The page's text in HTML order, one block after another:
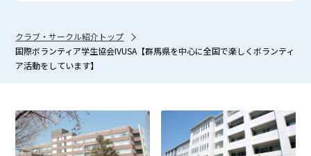
クラブ・サークル紹介トップ
国際ボランティア学生協会IVUSA【群馬県を中心に全国で楽しくボランティ
ア活動をしています】